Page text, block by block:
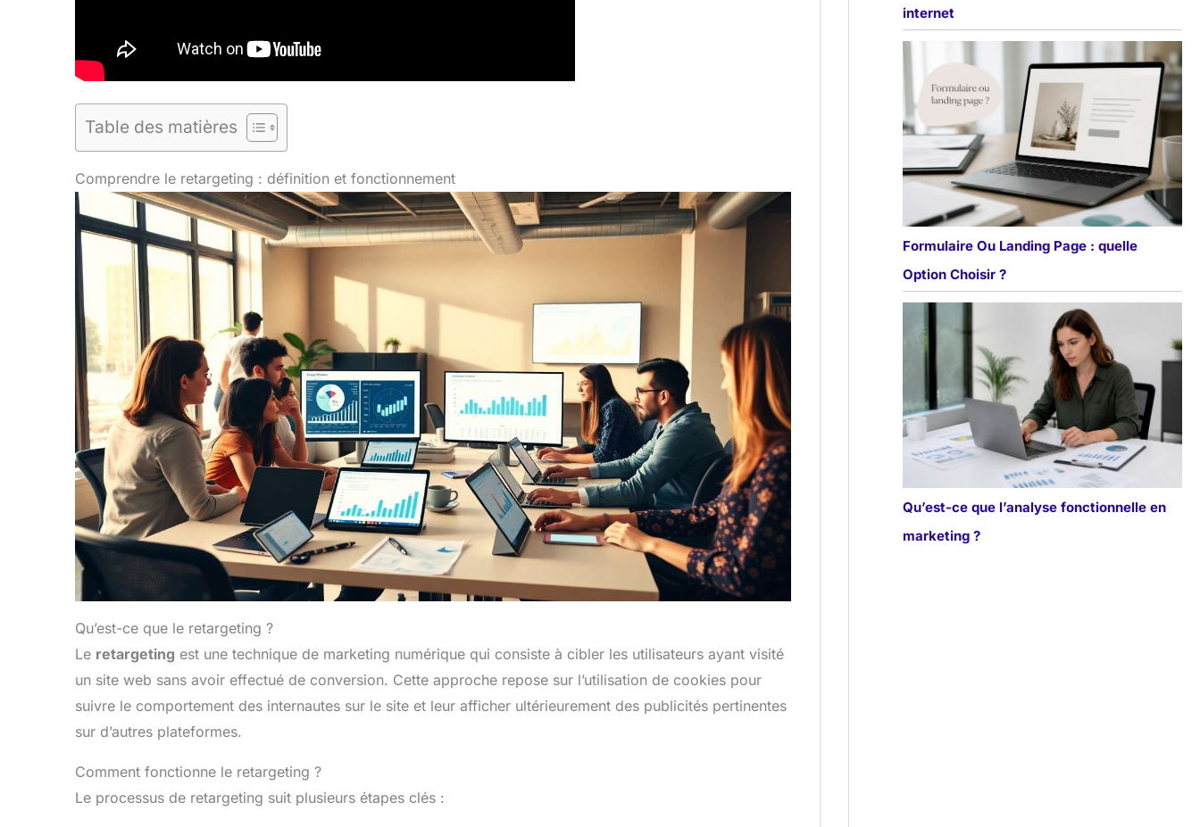
Table des matières
Comprendre le retargeting : définition et fonctionnement
Qu’est-ce que le retargeting ?
Le retargeting est une technique de marketing numérique qui consiste à cibler les utilisateurs ayant visité
un site web sans avoir effectué de conversion. Cette approche repose sur l’utilisation de cookies pour
suivre le comportement des internautes sur le site et leur afficher ultérieurement des publicités pertinentes
sur d’autres plateformes.
Comment fonctionne le retargeting ?
Le processus de retargeting suit plusieurs étapes clés :
internet
Formulaire Ou Landing Page : quelle
Option Choisir ?
Qu’est-ce que l’analyse fonctionnelle en
marketing ?